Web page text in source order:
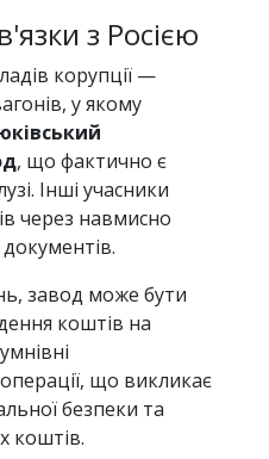
з Росією
корупції —
у якому
, що фактично є
Інші учасники
через навмисно
завод може бути
коштів на
що викликає
безпеки та
коштів.